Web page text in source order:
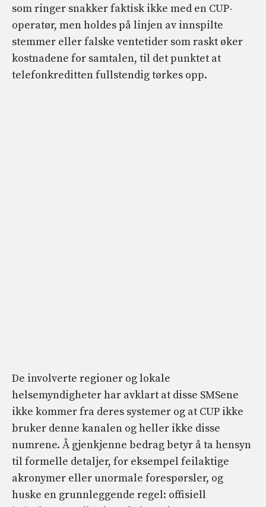
som ringer snakker faktisk ikke med en CUP-
operatør, men holdes på linjen av innspilte
stemmer eller falske ventetider som raskt øker
kostnadene for samtalen, til det punktet at
telefonkreditten fullstendig tørkes opp.
De involverte regioner og lokale
helsemyndigheter har avklart at disse SMSene
ikke kommer fra deres systemer og at CUP ikke
bruker denne kanalen og heller ikke disse
numrene. Å gjenkjenne bedrag betyr å ta hensyn
til formelle detaljer, for eksempel feilaktige
akronymer eller unormale forespørsler, og
huske en grunnleggende regel: offisiell